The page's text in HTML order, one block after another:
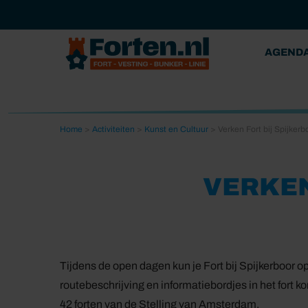
Home Activiteiten Kunst en Cultuur
Tijdens de open dagen kun je Fort bij Spijkerboor
routebeschrijving en informatiebordjes in het fort
42 forten van de Stelling van Amsterdam.